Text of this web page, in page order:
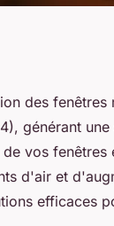
des fenêtres
générant
vos
d'air et
efficaces